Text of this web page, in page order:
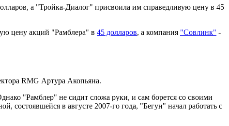
а "Тройка-Диалог" присвоила им справедливую цену в 45
цену акций "Рамблера" в 45 долларов, а компания "Совлинк" -
RMG Артура Акопьяна.
"Рамблер" не сидит сложа руки, и сам борется со своими
состоявшейся в августе 2007-го года, "Бегун" начал работать с